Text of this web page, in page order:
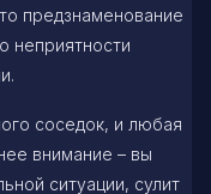
предзнаменование
неприятности
соседок, и любая
внимание – вы
ситуации, сулит